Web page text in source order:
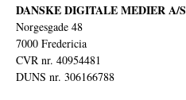
DANSKE DIGITALE MEDIER A/S
Norgesgade 48
7000 Fredericia
CVR nr. 40954481
DUNS nr. 306166788